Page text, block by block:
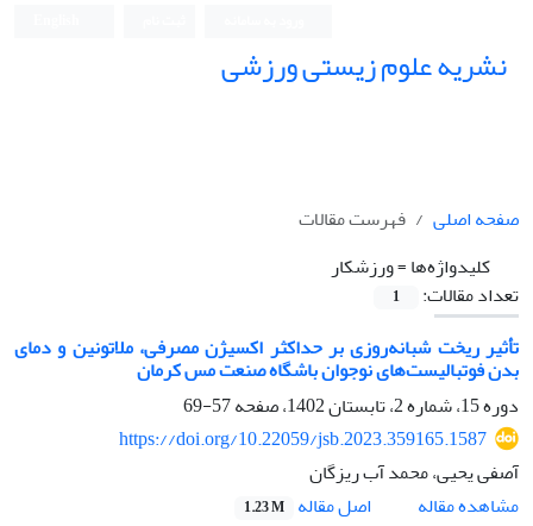
نشریه علوم زیستی ورزشی
صفحه اصلی
فهرست مقالات
کلیدواژه‌ها =ورزشکار
تعداد مقالات:
1
تأثیر ریخت شبانه‌روزی بر حداکثر اکسیژن مصرفی، ملاتونین و دمای
بدن فوتبالیست‌های نوجوان باشگاه صنعت مس کرمان
دوره 15، شماره 2، تابستان 1402، صفحه
57-69
https://doi.org/10.22059/jsb.2023.359165.1587
آصفی یحیی، محمد آب ریزگان
مشاهده مقاله
اصل مقاله 1.23 M